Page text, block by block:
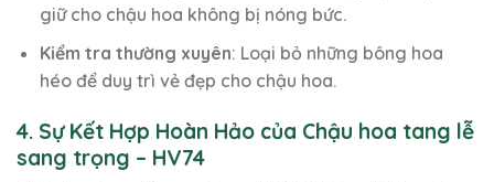
giữ cho chậu hoa không bị nóng bức.
Kiểm tra thường xuyên: Loại bỏ những bông hoa
héo để duy trì vẻ đẹp cho chậu hoa.
4. Sự Kết Hợp Hoàn Hảo của Chậu hoa tang lễ
sang trọng – HV74